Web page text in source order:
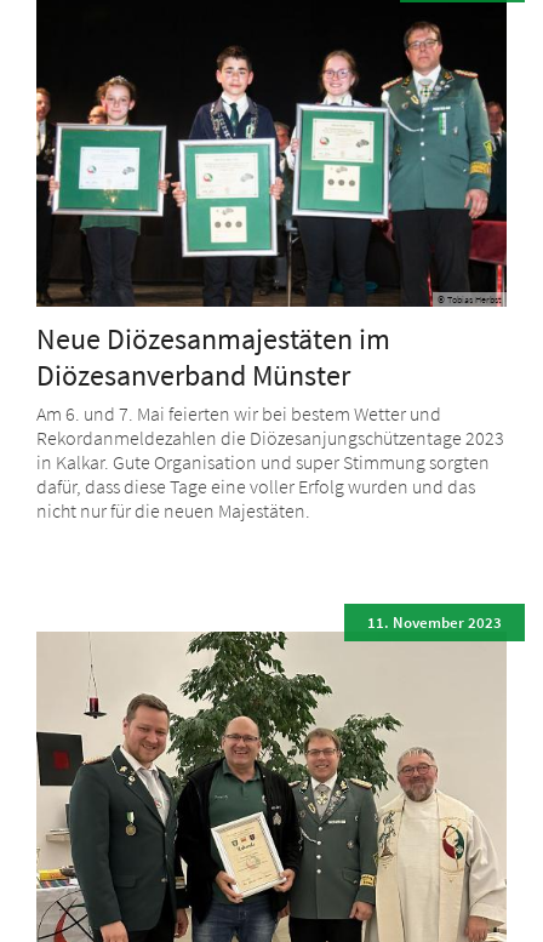
© Tobias Herbst
Neue Diözesanmajestäten im
Diözesanverband Münster
Am 6. und 7. Mai feierten wir bei bestem Wetter und
Rekordanmeldezahlen die Diözesanjungschützentage 2023
in Kalkar. Gute Organisation und super Stimmung sorgten
dafür, dass diese Tage eine voller Erfolg wurden und das
nicht nur für die neuen Majestäten.
11. November 2023